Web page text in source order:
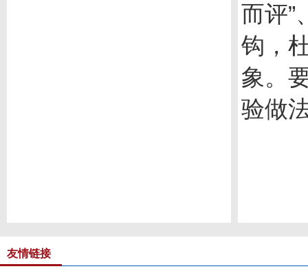
而评”
钩，
象。
验做
友情链接